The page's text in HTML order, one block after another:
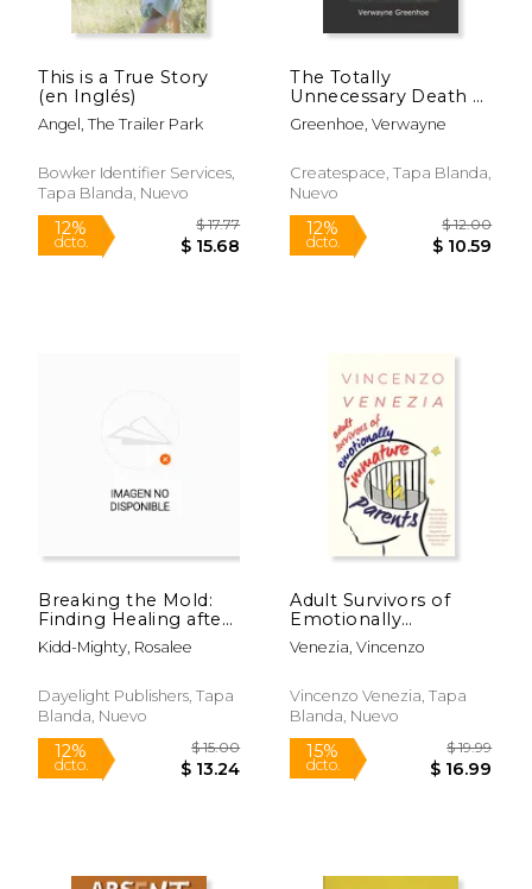
This is a True Story
(en Inglés)
Angel, The Trailer Park
Bowker Identifier Services,
Tapa Blanda, Nuevo
The Totally
Unnecessary Death of
Amanda Dawn (en
Inglés)
Greenhoe, Verwayne
Createspace, Tapa Blanda,
Nuevo
Breaking the Mold:
Finding Healing after
Sexual Abuse (en
Inglés)
Kidd-Mighty, Rosalee
Dayelight Publishers, Tapa
Blanda, Nuevo
Adult Survivors of
Emotionally
Immature Parents:
Healing the Invisible
Emotional Neglect to
Become Better
(en Inglés)
Venezia, Vincenzo
Vincenzo Venezia, Tapa
Blanda, Nuevo